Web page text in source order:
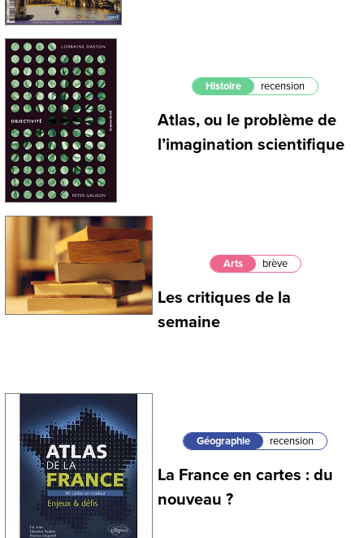
Histoire recension
Atlas, ou le problème de
l’imagination scientifique
Arts brève
Les critiques de la
semaine
Géographie recension
La France en cartes : du
nouveau ?